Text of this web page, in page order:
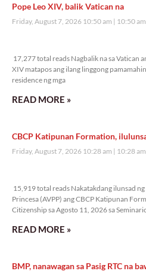
Pope Leo XIV, balik Vatican na
Friday, August 7, 2026 10:50 am 10:50 am
17,277 total reads Nagbalik na sa Vatican
XIV matapos ang ilang linggong
residence ng mga
READ MORE »
CBCP Katipunan Formation,
Friday, August 7, 2026 10:28 am 10:28 am
15,919 total reads Nakatakdang ilunsad
Princesa (AVPP) ang CBCP Katipunan
Citizenship sa Agosto 11, 2026 sa
READ MORE »
BMP, nanawagan sa Pasig RTC na